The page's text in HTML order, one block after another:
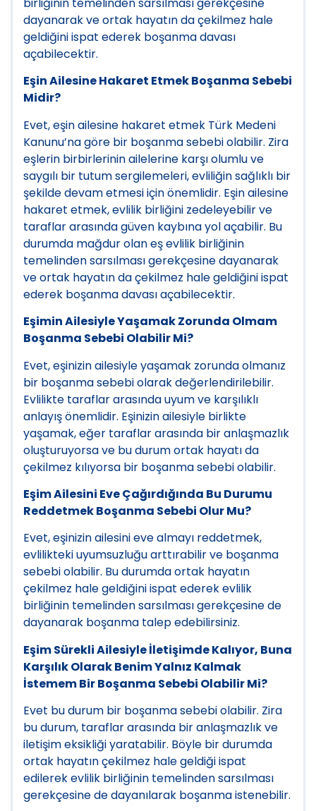
dayanarak ve ortak hayatın da çekilmez hale
geldiğini ispat ederek boşanma davası
açabilecektir.
Eşin Ailesine Hakaret Etmek Boşanma Sebebi
Midir?
Evet, eşin ailesine hakaret etmek Türk Medeni
Kanunu’na göre bir boşanma sebebi olabilir. Zira
eşlerin birbirlerinin ailelerine karşı olumlu ve
saygılı bir tutum sergilemeleri, evliliğin sağlıklı bir
şekilde devam etmesi için önemlidir. Eşin ailesine
hakaret etmek, evlilik birliğini zedeleyebilir ve
taraflar arasında güven kaybına yol açabilir. Bu
durumda mağdur olan eş evlilik birliğinin
temelinden sarsılması gerekçesine dayanarak
ve ortak hayatın da çekilmez hale geldiğini ispat
ederek boşanma davası açabilecektir.
Eşimin Ailesiyle Yaşamak Zorunda Olmam
Boşanma Sebebi Olabilir Mi?
Evet, eşinizin ailesiyle yaşamak zorunda olmanız
bir boşanma sebebi olarak değerlendirilebilir.
Evlilikte taraflar arasında uyum ve karşılıklı
anlayış önemlidir. Eşinizin ailesiyle birlikte
yaşamak, eğer taraflar arasında bir anlaşmazlık
oluşturuyorsa ve bu durum ortak hayatı da
çekilmez kılıyorsa bir boşanma sebebi olabilir.
Eşim Ailesini Eve Çağırdığında Bu Durumu
Reddetmek Boşanma Sebebi Olur Mu?
Evet, eşinizin ailesini eve almayı reddetmek,
evlilikteki uyumsuzluğu arttırabilir ve boşanma
sebebi olabilir. Bu durumda ortak hayatın
çekilmez hale geldiğini ispat ederek evlilik
birliğinin temelinden sarsılması gerekçesine de
dayanarak boşanma talep edebilirsiniz.
Eşim Sürekli Ailesiyle İletişimde Kalıyor, Buna
Karşılık Olarak Benim Yalnız Kalmak
İstemem Bir Boşanma Sebebi Olabilir Mi?
Evet bu durum bir boşanma sebebi olabilir. Zira
bu durum, taraflar arasında bir anlaşmazlık ve
iletişim eksikliği yaratabilir. Böyle bir durumda
ortak hayatın çekilmez hale geldiği ispat
edilerek evlilik birliğinin temelinden sarsılması
gerekçesine de dayanılarak boşanma istenebilir.